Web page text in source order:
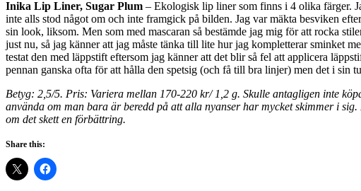
Inika Lip Liner, Sugar Plum – Ekologisk lip liner som finns i 4 olika färger.
inte alls stod något om och inte framgick på bilden. Jag var mäkta besviken
sin look, liksom. Men som med mascaran så bestämde jag mig för att rocka
just nu, så jag känner att jag måste tänka till lite hur jag kompletterar sminket
testat den med läppstift eftersom jag känner att det blir så fel att applicera
pennan ganska ofta för att hålla den spetsig (och få till bra linjer) men det i sin
Betyg: 2,5/5. Pris: Variera mellan 170-220 kr/ 1,2 g. Skulle antagligen inte
använda om man bara är beredd på att alla nyanser har mycket skimmer i
om det skett en förbättring.
Share this: